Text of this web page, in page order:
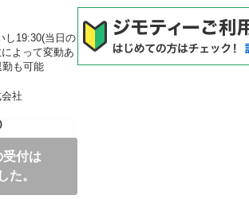
し19:30(当日の
よって変動あ
も可能
社
受付は
た。